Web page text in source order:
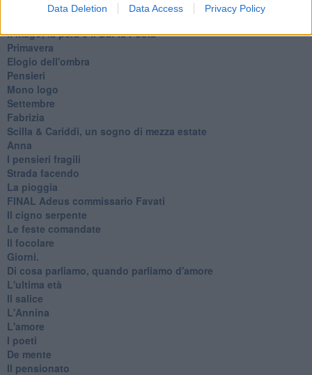
Data Deletion Data Access Privacy Policy
Il mago, la pera e il Bar la Posta
Primavera
Elogio dell'ombra
Pensieri
Mono logo
Settembre
Fabrizia
​Scilla & Cariddi, un sogno di mezza estate
Anna
I pensieri fragili
Strada facendo
La pioggia
FINAL Adeus commissario Favati
Il cigno serpente
Le feste comandate
Il focolare
Giorni.
Di cosa parliamo, quando parliamo d'amore
L'ultima età
Il salice
L'Annina
L'amore
I poeti
De mente
Il pensionato